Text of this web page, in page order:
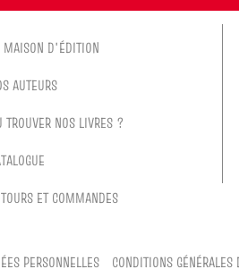
MAISON D'ÉDITION
AUTEURS
TROUVER NOS LIVRES ?
ET COMMANDES
PERSONNELLES CONDITIONS